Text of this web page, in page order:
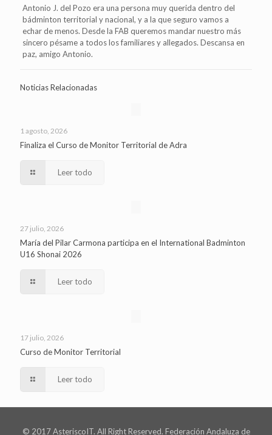
Antonio J. del Pozo era una persona muy querida dentro del
bádminton territorial y nacional, y a la que seguro vamos a
echar de menos. Desde la FAB queremos mandar nuestro más
sincero pésame a todos los familiares y allegados. Descansa en
paz, amigo Antonio.
Noticias Relacionadas
1 agosto, 2026
Finaliza el Curso de Monitor Territorial de Adra
Leer todo
27 julio, 2026
María del Pilar Carmona participa en el International Badminton
U16 Shonai 2026
Leer todo
17 julio, 2026
Curso de Monitor Territorial
Leer todo
© 2017 AsteriscoIT. All Right Reserved. Federación Andaluza de